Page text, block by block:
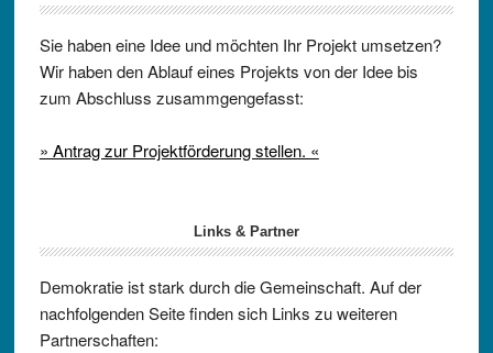
Sie haben eine Idee und möchten Ihr Projekt umsetzen?
Wir haben den Ablauf eines Projekts von der Idee bis
zum Abschluss zusammgengefasst:
» Antrag zur Projektförderung stellen. «
Links & Partner
Demokratie ist stark durch die Gemeinschaft. Auf der
nachfolgenden Seite finden sich Links zu weiteren
Partnerschaften: